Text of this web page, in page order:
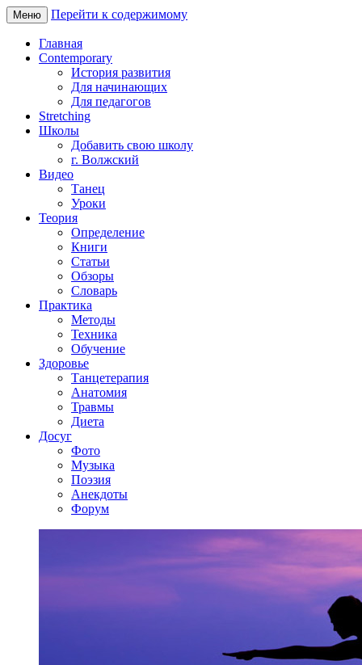
Меню Перейти к содержимому
Главная
Contemporary
История развития
Для начинающих
Для педагогов
Stretching
Школы
Добавить свою школу
г. Волжский
Видео
Танец
Уроки
Теория
Определение
Книги
Статьи
Обзоры
Словарь
Практика
Методы
Техника
Обучение
Здоровье
Танцетерапия
Анатомия
Травмы
Диета
Досуг
Фото
Музыка
Поэзия
Анекдоты
Форум